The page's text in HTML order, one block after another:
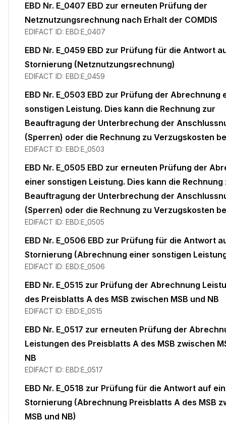
EBD Nr. E_0407 EBD zur erneuten Prüfung der
Netznutzungsrechnung nach Erhalt der COMDIS
EDIFACT ID: EBD:E_0407
EBD Nr. E_0459 EBD zur Prüfung für die Antwort
Stornierung (Netznutzungsrechnung)
EDIFACT ID: EBD:E_0459
EBD Nr. E_0503 EBD zur Prüfung der Abrechnung
sonstigen Leistung. Dies kann die Rechnung zur
Beauftragung der Unterbrechung der
(Sperren) oder die Rechnung zu Verzugskosten
EDIFACT ID: EBD:E_0503
EBD Nr. E_0505 EBD zur erneuten Prüfung der
einer sonstigen Leistung. Dies kann die Rechnung
Beauftragung der Unterbrechung der
(Sperren) oder die Rechnung zu Verzugskosten
EDIFACT ID: EBD:E_0505
EBD Nr. E_0506 EBD zur Prüfung für die Antwort
Stornierung (Abrechnung einer sonstigen
EDIFACT ID: EBD:E_0506
EBD Nr. E_0515 zur Prüfung der Abrechnung
des Preisblatts A des MSB zwischen MSB und NB
EDIFACT ID: EBD:E_0515
EBD Nr. E_0517 zur erneuten Prüfung der
Leistungen des Preisblatts A des MSB zwischen
NB
EDIFACT ID: EBD:E_0517
EBD Nr. E_0518 zur Prüfung für die Antwort auf
Stornierung (Abrechnung Preisblatts A des MSB
MSB und NB)